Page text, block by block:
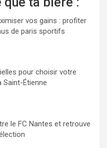
vos gains : profiter
de paris sportifs
pour choisir votre
Étienne
le FC Nantes et retrouve